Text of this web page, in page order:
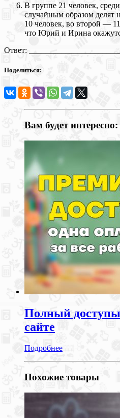
В группе 21 человек,
случайным образом делят
10 человек, во второй —
что Юрий и Ирина
Ответ:
Поделиться:
Вам будет интересно:
Полный
сайте
Подробнее
Похожие товары